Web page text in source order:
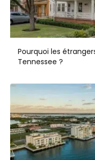
Pourquoi les
Tennessee ?